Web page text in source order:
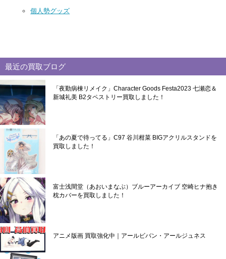
個人勢グッズ
最近の買取ブログ
「夜勤病棟リメイク」Character Goods Festa2023 七瀬恋＆
新城礼美 B2タペストリー買取しました！
「あの夏で待ってる」C97 谷川柑菜 BIGアクリルスタンドを
買取しました！
富士浅間堂（あおいまなぶ）ブルーアーカイブ 空崎ヒナ抱き
枕カバーを買取しました！
アニメ版画 買取強化中｜アールビバン・アールジュネス